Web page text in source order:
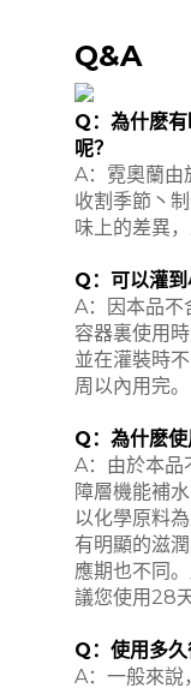
Q&A
Q：為什麽
呢？
A：霓奧蘭由
收割季節丶
味上的差異
Q：可以灌
A：因本品不
容器裏使用
並在灌裝時
周以內用完。
Q：為什麽
A：由於本品
障層機能補
以化學原料
有明顯的滋
應期也不同
議您使用 28
Q：使用多
A：一般來說